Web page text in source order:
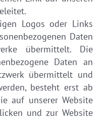
Logos oder Links
Daten
übermittelt. Die
Daten an
übermittelt und
besteht erst ab
auf unserer Website
und zur Website